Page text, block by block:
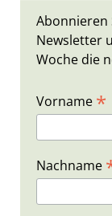
Abonnieren
Newsletter
Woche die
Vorname *
Nachname